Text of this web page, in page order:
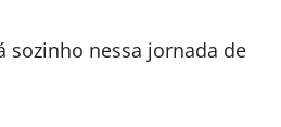
sozinho nessa jornada de